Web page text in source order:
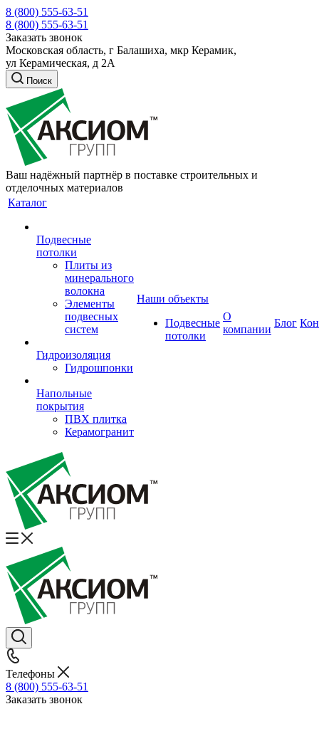
8 (800) 555-63-51
8 (800) 555-63-51
Заказать звонок
Московская область, г Балашиха, мкр Керамик,
ул Керамическая, д 2А
Поиск
Ваш надёжный партнёр в поставке строительных и
отделочных материалов
Каталог
Подвесные
потолки
Плиты из
минерального
волокна
Элементы
подвесных
систем
Гидроизоляция
Гидрошпонки
Напольные
покрытия
ПВХ плитка
Керамогранит
Наши объекты
Подвесные
потолки
О
компании
Блог
Телефоны
8 (800) 555-63-51
Заказать звонок